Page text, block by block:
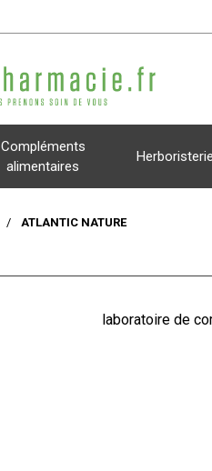
Compléments
alimentaires
Herboristerie
ATLANTIC NATURE
laboratoire de